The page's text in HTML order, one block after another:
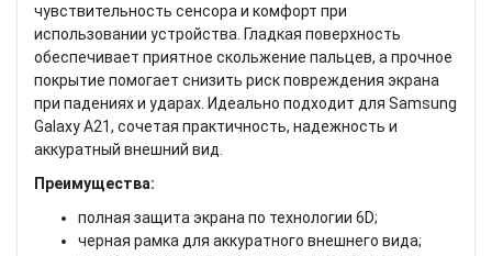
чувствительность сенсора и комфорт при
использовании устройства. Гладкая поверхность
обеспечивает приятное скольжение пальцев, а прочное
покрытие помогает снизить риск повреждения экрана
при падениях и ударах. Идеально подходит для Samsung
Galaxy A21, сочетая практичность, надежность и
аккуратный внешний вид.
Преимущества:
полная защита экрана по технологии 6D;
черная рамка для аккуратного внешнего вида;